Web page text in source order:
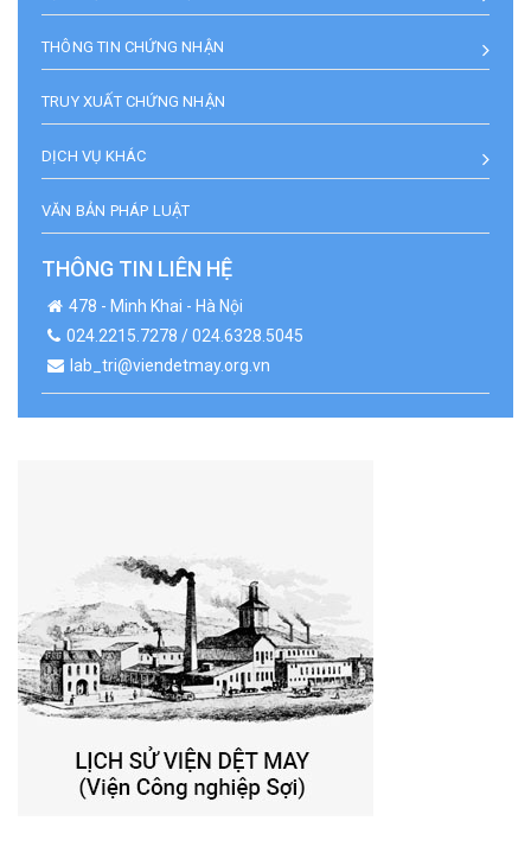
THÔNG TIN CHỨNG NHẬN
TRUY XUẤT CHỨNG NHẬN
DỊCH VỤ KHÁC
VĂN BẢN PHÁP LUẬT
THÔNG TIN LIÊN HỆ
478 - Minh Khai - Hà Nội
024.2215.7278 / 024.6328.5045
lab_tri@viendetmay.org.vn